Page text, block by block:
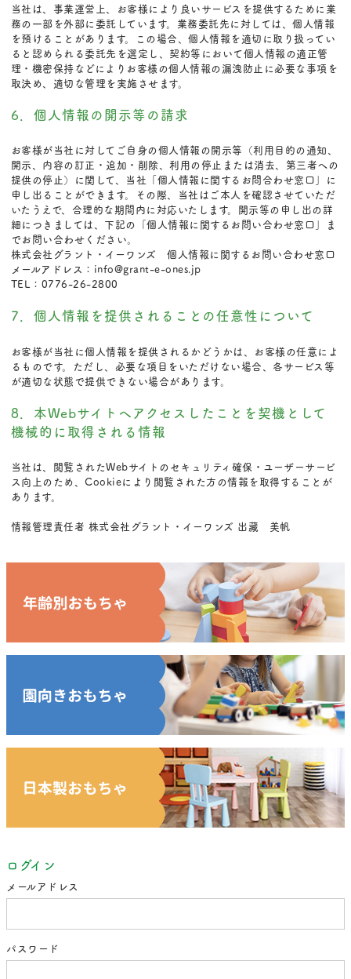
当社は、事業運営上、お客様により良いサービスを提供するために業
務の一部を外部に委託しています。業務委託先に対しては、個人情報
を預けることがあります。この場合、個人情報を適切に取り扱ってい
ると認められる委託先を選定し、契約等において個人情報の適正管
理・機密保持などによりお客様の個人情報の漏洩防止に必要な事項を
取決め、適切な管理を実施させます。
6．個人情報の開示等の請求
お客様が当社に対してご自身の個人情報の開示等（利用目的の通知、
開示、内容の訂正・追加・削除、利用の停止または消去、第三者への
提供の停止）に関して、当社「個人情報に関するお問合わせ窓口」に
申し出ることができます。その際、当社はご本人を確認させていただ
いたうえで、合理的な期間内に対応いたします。開示等の申し出の詳
細につきましては、下記の「個人情報に関するお問い合わせ窓口」ま
でお問い合わせください。
株式会社グラント・イーワンズ 個人情報に関するお問い合わせ窓口
メールアドレス：info@grant-e-ones.jp
TEL：0776-26-2800
7．個人情報を提供されることの任意性について
お客様が当社に個人情報を提供されるかどうかは、お客様の任意によ
るものです。ただし、必要な項目をいただけない場合、各サービス等
が適切な状態で提供できない場合があります。
8．本Webサイトへアクセスしたことを契機として
機械的に取得される情報
当社は、閲覧されたWebサイトのセキュリティ確保・ユーザーサービ
ス向上のため、Cookieにより閲覧された方の情報を取得することが
あります。
情報管理責任者 株式会社グラント・イーワンズ 出藏 美帆
ログイン
メールアドレス
パスワード